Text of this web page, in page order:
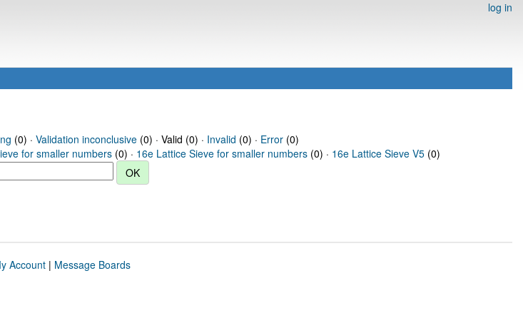
log in
(0) · Validation inconclusive(0) · Valid (0) · Invalid (0) · Error(0)
for smaller numbers (0) · 16e Lattice Sieve for smaller numbers (0) · 16e Lattice Sieve V5 (0)
Account| Message Boards